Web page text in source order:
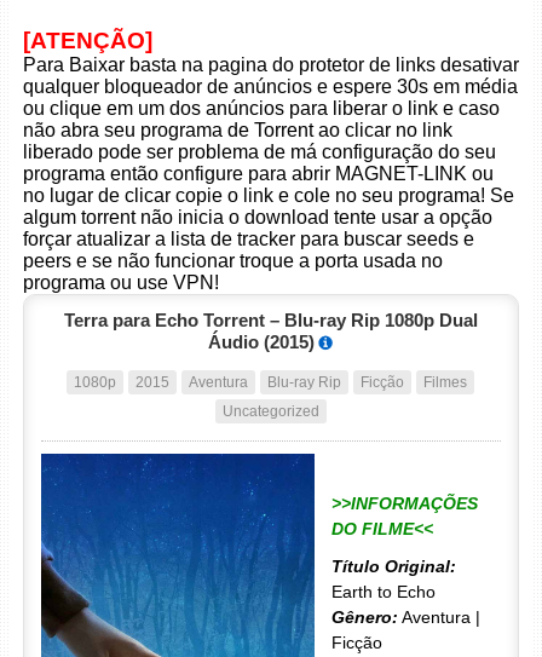
[ATENÇÃO]
Para Baixar basta na pagina do protetor de links desativar
qualquer bloqueador de anúncios e espere 30s em média
ou clique em um dos anúncios para liberar o link e caso
não abra seu programa de Torrent ao clicar no link
liberado pode ser problema de má configuração do seu
programa então configure para abrir MAGNET-LINK ou
no lugar de clicar copie o link e cole no seu programa! Se
algum torrent não inicia o download tente usar a opção
forçar atualizar a lista de tracker para buscar seeds e
peers e se não funcionar troque a porta usada no
programa ou use VPN!
Terra para Echo Torrent – Blu-ray Rip 1080p Dual
Áudio (2015)
1080p 2015 Aventura Blu-ray Rip Ficção
Filmes
Uncategorized
>>INFORMAÇÕES
DO FILME<<
Título Original:
Earth to Echo
Gênero: Aventura |
Ficção